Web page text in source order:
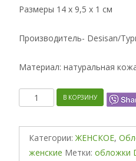
Размеры 14 x 9,5 x 1 см
Производитель- Desisan/
Материал: натуральная
КоличествоВ КОРЗИНУ
Категории:ЖЕНСКОЕ,
женские Метки: обложки